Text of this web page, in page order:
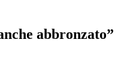
abbronzato”